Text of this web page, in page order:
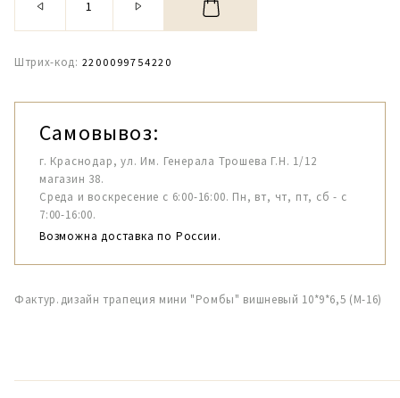
Штрих-код: 2200099754220
Самовывоз:
г. Краснодар, ул. Им. Генерала Трошева Г.Н. 1/12
магазин 38.
Среда и воскресение с 6:00-16:00. Пн, вт, чт, пт, сб - с
7:00-16:00.
Возможна доставка по России.
Фактур.дизайн трапеция мини "Ромбы" вишневый 10*9*6,5 (М-16)